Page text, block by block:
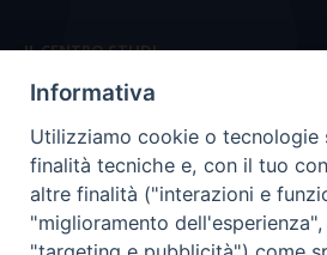
IL CENTRO STUDI
La nostra storia
Statuto
Presidenza e ufficio presidenza
Consiglio scientifico
Informativa
Utilizziamo cookie o tecnologie
finalità tecniche e, con il tuo
altre finalità ("interazioni e
"miglioramento